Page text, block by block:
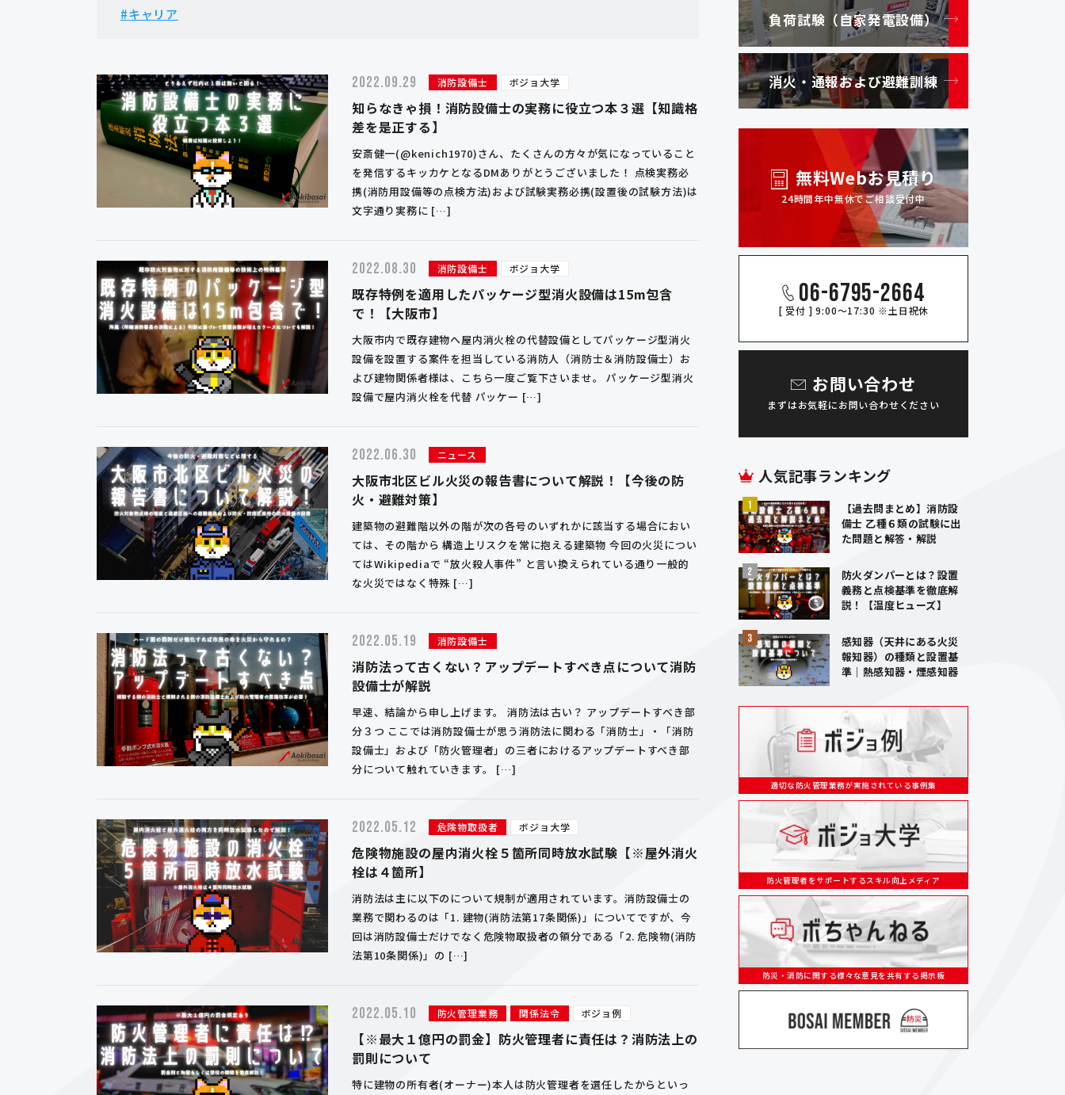
#キャリア
2022.09.29 消防設備士 ボジョ大学
知らなきゃ損！消防設備士の実務に役立つ本３選【知識格
差を是正する】
安斎健一(@kenich1970)さん、たくさんの方々が気になっていること
を発信するキッカケとなるDMありがとうございました！ 点検実務必
携(消防用設備等の点検方法)および試験実務必携(設置後の試験方法)は
文字通り実務に […]
2022.08.30 消防設備士 ボジョ大学
既存特例を適用したパッケージ型消火設備は15m包含
で！【大阪市】
大阪市内で既存建物へ屋内消火栓の代替設備としてパッケージ型消火
設備を設置する案件を担当している消防人（消防士＆消防設備士）お
よび建物関係者様は、こちら一度ご覧下さいませ。 パッケージ型消火
設備で屋内消火栓を代替 パッケー […]
2022.06.30 ニュース
大阪市北区ビル火災の報告書について解説！【今後の防
火・避難対策】
建築物の避難階以外の階が次の各号のいずれかに該当する場合におい
ては、その階から 構造上リスクを常に抱える建築物 今回の火災につい
てはWikipediaで “放火殺人事件” と言い換えられている通り一般的
な火災ではなく特殊 […]
2022.05.19 消防設備士
消防法って古くない？アップデートすべき点について消防
設備士が解説
早速、結論から申し上げます。 消防法は古い？ アップデートすべき部
分３つ ここでは消防設備士が思う消防法に関わる「消防士」・「消防
設備士」および「防火管理者」の三者におけるアップデートすべき部
分について触れていきます。 […]
2022.05.12 危険物取扱者 ボジョ大学
危険物施設の屋内消火栓５箇所同時放水試験【※屋外消火
栓は４箇所】
消防法は主に以下のについて規制が適用されています。消防設備士の
業務で関わるのは「1. 建物(消防法第17条関係)」についてですが、今
回は消防設備士だけでなく危険物取扱者の領分である「2. 危険物(消防
法第10条関係)」の […]
2022.05.10 防火管理業務 関係法令 ボジョ例
【※最大１億円の罰金】防火管理者に責任は？消防法上の
罰則について
特に建物の所有者(オーナー)本人は防火管理者を選任したからといっ
負荷試験（自家発電設備）
消火・通報および避難訓練
無料Webお見積り
24時間年中無休でご相談受付中
06-6795-2664
[ 受付 ] 9:00～17:30 ※土日祝休
お問い合わせ
まずはお気軽にお問い合わせください
人気記事ランキング
【過去問まとめ】消防設
備士 乙種６類の試験に出
た問題と解答・解説
防火ダンパーとは？設置
義務と点検基準を徹底解
説！【温度ヒューズ】
感知器（天井にある火災
報知器）の種類と設置基
準｜熱感知器・煙感知器
適切な防火管理業務が実施されている事例集
防火管理者をサポートするスキル向上メディア
防災・消防に関する様々な意見を共有する掲示板